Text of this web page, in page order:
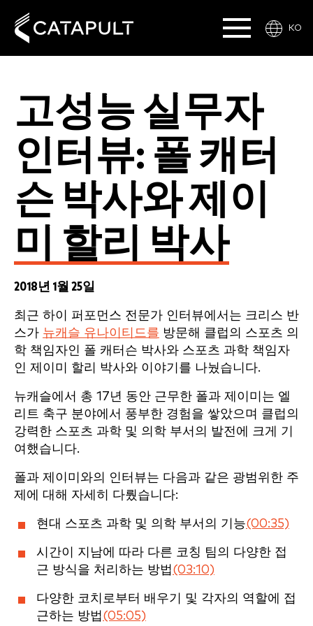
KO
고성능 실무자
인터뷰: 폴 캐터
슨 박사와 제이
미 할리 박사
2018년 1월 25일
최근 하이 퍼포먼스 전문가 인터뷰에서는 크리스 반
스가 뉴캐슬 유나이티드를 방문해 클럽의 스포츠 의
학 책임자인 폴 캐터슨 박사와 스포츠 과학 책임자
인 제이미 할리 박사와 이야기를 나눴습니다.
뉴캐슬에서 총 17년 동안 근무한 폴과 제이미는 엘
리트 축구 분야에서 풍부한 경험을 쌓았으며 클럽의
강력한 스포츠 과학 및 의학 부서의 발전에 크게 기
여했습니다.
폴과 제이미와의 인터뷰는 다음과 같은 광범위한 주
제에 대해 자세히 다뤘습니다:
현대 스포츠 과학 및 의학 부서의 기능(00:35)
시간이 지남에 따라 다른 코칭 팀의 다양한 접
근 방식을 처리하는 방법 (03:10)
다양한 코치로부터 배우기 및 각자의 역할에 접
근하는 방법 (05:05)